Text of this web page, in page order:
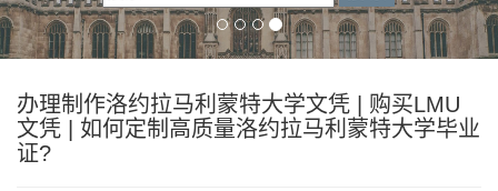
办理制作洛约拉马利蒙特大学文凭 | 购买LMU
文凭 | 如何定制高质量洛约拉马利蒙特大学毕业
证?